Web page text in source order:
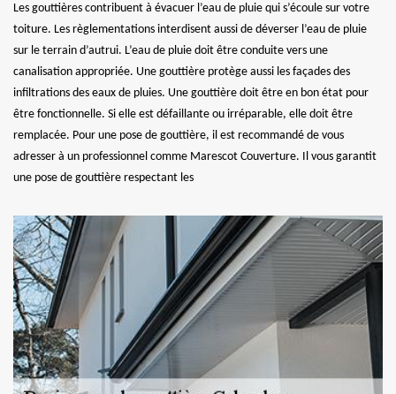
Les gouttières contribuent à évacuer l’eau de pluie qui s’écoule sur votre
toiture. Les règlementations interdisent aussi de déverser l’eau de pluie
sur le terrain d’autrui. L’eau de pluie doit être conduite vers une
canalisation appropriée. Une gouttière protège aussi les façades des
infiltrations des eaux de pluies. Une gouttière doit être en bon état pour
être fonctionnelle. Si elle est défaillante ou irréparable, elle doit être
remplacée. Pour une pose de gouttière, il est recommandé de vous
adresser à un professionnel comme Marescot Couverture. Il vous garantit
une pose de gouttière respectant les